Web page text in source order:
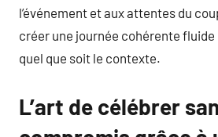
l’événement et aux attentes du
créer une journée cohérente
quel que soit le contexte.
L’art de célébrer